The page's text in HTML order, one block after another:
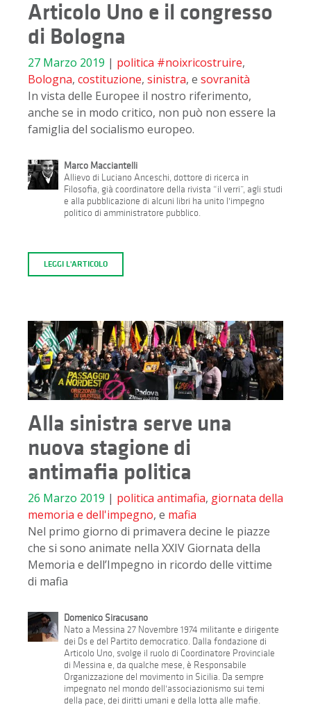
Articolo Uno e il congresso
di Bologna
27 Marzo 2019 | politica #noixricostruire,
Bologna, costituzione, sinistra, e sovranità
In vista delle Europee il nostro riferimento,
anche se in modo critico, non può non essere la
famiglia del socialismo europeo.
Marco Macciantelli
Allievo di Luciano Anceschi, dottore di ricerca in
Filosofia, già coordinatore della rivista “il verri”, agli studi
e alla pubblicazione di alcuni libri ha unito l'impegno
politico di amministratore pubblico.
LEGGI L'ARTICOLO
Alla sinistra serve una
nuova stagione di
antimafia politica
26 Marzo 2019 | politica antimafia, giornata della
memoria e dell'impegno, e mafia
Nel primo giorno di primavera decine le piazze
che si sono animate nella XXIV Giornata della
Memoria e dell’Impegno in ricordo delle vittime
di mafia
Domenico Siracusano
Nato a Messina 27 Novembre 1974 militante e dirigente
dei Ds e del Partito democratico. Dalla fondazione di
Articolo Uno, svolge il ruolo di Coordinatore Provinciale
di Messina e, da qualche mese, è Responsabile
Organizzazione del movimento in Sicilia. Da sempre
impegnato nel mondo dell'associazionismo sui temi
della pace, dei diritti umani e della lotta alle mafie.